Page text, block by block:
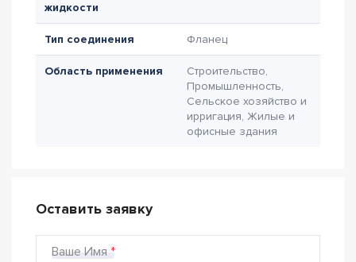
жидкости
Тип соединения Фланец
Область применения
Строительство,
Промышленность,
Сельское хозяйство и
ирригация, Жилые и
офисные здания
Оставить заявку
Ваше Имя